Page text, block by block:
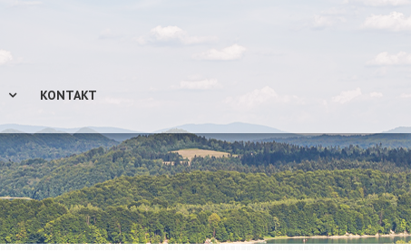
KONTAKT